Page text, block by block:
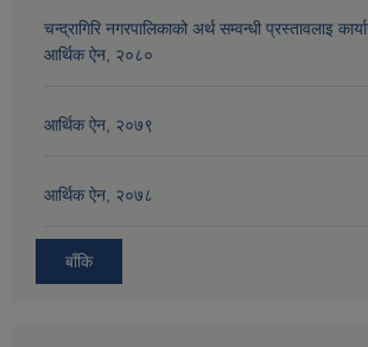
चन्द्रागिरि नगरपालिकाको अर्थ सम्वन्धी प्रस्तावलाइ
आर्थिक ऐन, २०८०
आर्थिक ऐन, २०७९
आर्थिक ऐन, २०७८
बाँकि